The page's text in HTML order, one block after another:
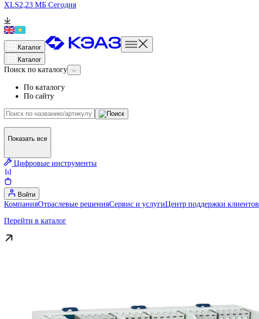
XLS2,23 МБ Сегодня
Каталог
Каталог
Поиск по каталогу
По каталогу
По сайту
Показать все
Цифровые инструменты
Войти
КомпанияОтраслевые решенияСервис и услугиЦентр поддержки клиентов
Перейти в каталог